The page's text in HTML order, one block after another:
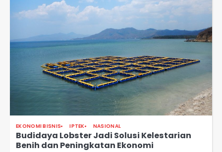
EKONOMI BISNIS IPTEK NASIONAL
Budidaya Lobster Jadi Solusi Kelestarian
Benih dan Peningkatan Ekonomi